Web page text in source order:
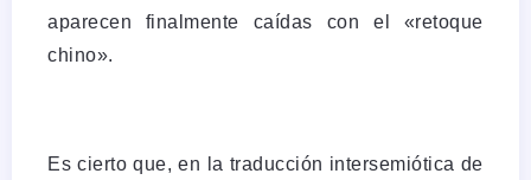
aparecen finalmente caídas con el «retoque
chino».
Es cierto que, en la traducción intersemiótica de